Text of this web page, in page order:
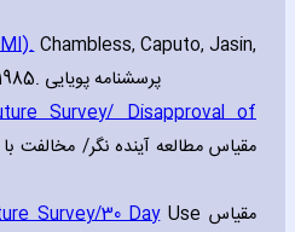
Chambless‚ Caputo‚ Jasin‚
Gracely‚ & Williams‚1985. پرسشنامه پویایی
Survey/ Disapproval of
Survey/30 DayUse مقیاس